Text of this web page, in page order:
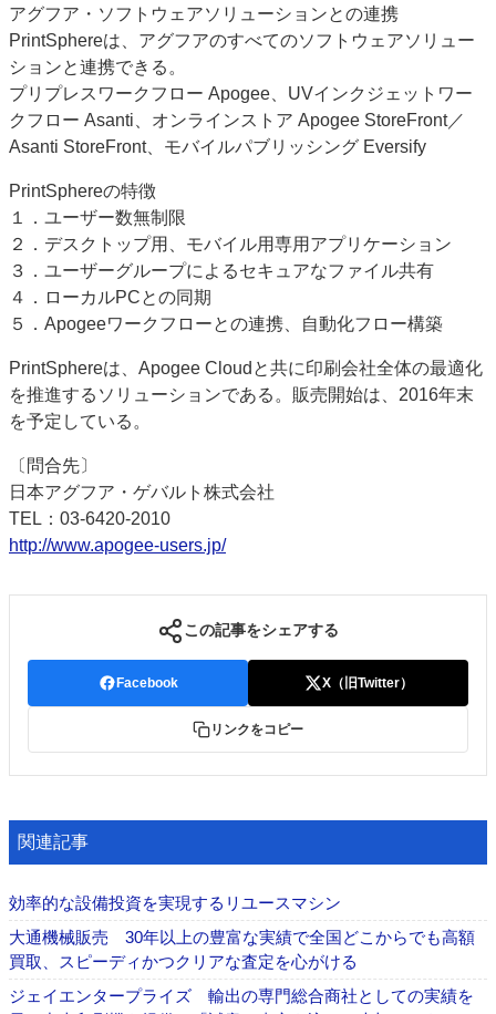
アグフア・ソフトウェアソリューションとの連携
PrintSphereは、アグフアのすべてのソフトウェアソリュー
ションと連携できる。
プリプレスワークフロー Apogee、UVインクジェットワー
クフロー Asanti、オンラインストア Apogee StoreFront／
Asanti StoreFront、モバイルパブリッシング Eversify
PrintSphereの特徴
１．ユーザー数無制限
２．デスクトップ用、モバイル用専用アプリケーション
３．ユーザーグループによるセキュアなファイル共有
４．ローカルPCとの同期
５．Apogeeワークフローとの連携、自動化フロー構築
PrintSphereは、Apogee Cloudと共に印刷会社全体の最適化
を推進するソリューションである。販売開始は、2016年末
を予定している。
〔問合先〕
日本アグフア・ゲバルト株式会社
TEL：03-6420-2010
http://www.apogee-users.jp/
この記事をシェアする
Facebook X（旧Twitter）
リンクをコピー
関連記事
効率的な設備投資を実現するリユースマシン
大通機械販売 30年以上の豊富な実績で全国どこからでも高額
買取、スピーディかつクリアな査定を心がける
ジェイエンタープライズ 輸出の専門総合商社としての実績を